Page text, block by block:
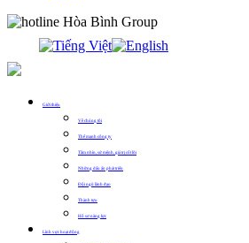
Giới thiệu
Về chúng tôi
Thế mạnh công ty
Tầm nhìn, sứ mệnh, giá trị cốt lõi
Những dấu ấn phát triển
Đội ngũ lãnh đạo
Thành tựu
Hồ sơ năng lực
Lĩnh vực hoạt động